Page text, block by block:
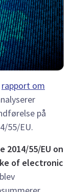
rapport om
på
55/EU.
2014/55/EU on
of electronic